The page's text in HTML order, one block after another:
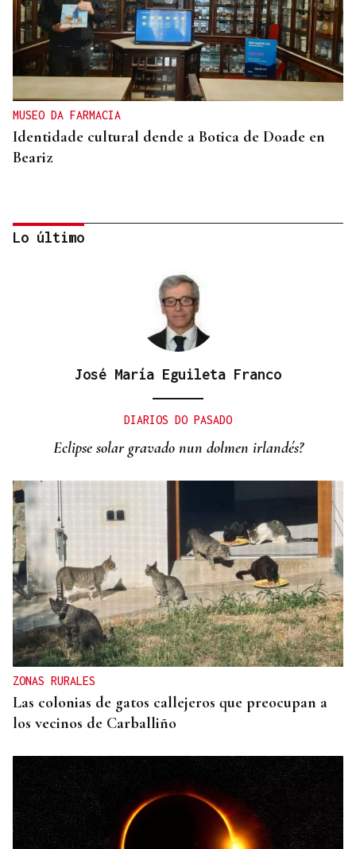
MUSEO DA FARMACIA
Identidade cultural dende a Botica de Doade en
Beariz
Miniaturas que esculpen la memoria en la iglesia
Lo último
José María Eguileta Franco
DIARIOS DO PASADO
Eclipse solar gravado nun dolmen irlandés?
ZONAS RURALES
Las colonias de gatos callejeros que preocupan a
los vecinos de Carballiño